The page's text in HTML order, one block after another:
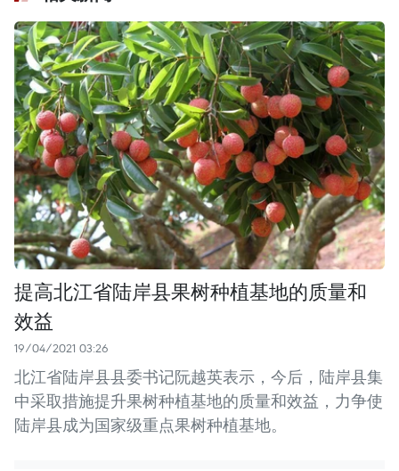
提高北江省陆岸县果树种植基地的质量和
效益
19/04/2021 03:26
北江省陆岸县县委书记阮越英表示，今后，陆岸县集
中采取措施提升果树种植基地的质量和效益，力争使
陆岸县成为国家级重点果树种植基地。